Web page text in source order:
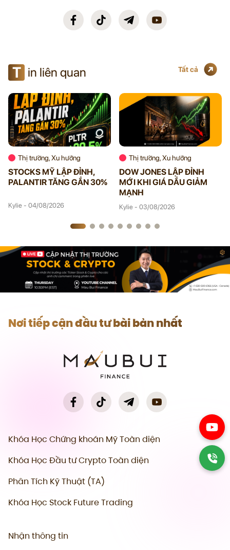
T in liên quan Tất cả
Thị trường, Xu hướng
STOCKS MỸ LẬP ĐỈNH,
PALANTIR TĂNG GẦN 30%
Kylie - 04/08/2026
Thị trường, Xu hướng
DOW JONES LẬP ĐỈNH
MỚI KHI GIÁ DẦU GIẢM
MẠNH
Kylie - 03/08/2026
Nơi tiếp cận đầu tư bài bản nhất
Khóa Học Chứng khoán Mỹ Toàn diện
Khóa Học Đầu tư Crypto Toàn diện
Phân Tích Kỹ Thuật (TA)
Khóa Học Stock Future Trading
Nhận thông tin